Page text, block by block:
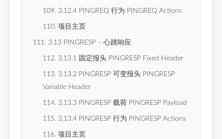
109. 3.12.4 PINGREQ 行为 PINGREQ Actions
110. 项目主页
111. 3.13 PINGRESP – 心跳响应
112. 3.13.1 固定报头 PINGRESP Fixed Header
113. 3.13.2 PINGRESP 可变报头 PINGRESP
Variable Header
114. 3.13.3 PINGRESP 载荷 PINGRESP Payload
115. 3.13.4 PINGRESP 行为 PINGRESP Actions
116. 项目主页